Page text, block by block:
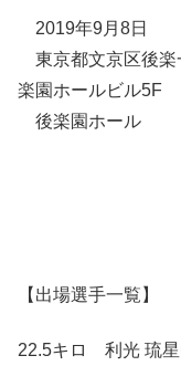
2019年9月8日
東京都文京区後楽
楽園ホールビル5F
後楽園ホール
【出場選手一覧】
22.5キロ 利光 琉